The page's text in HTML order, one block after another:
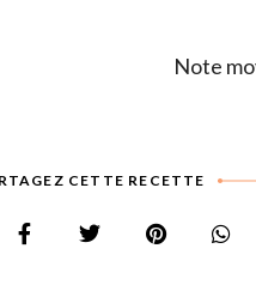
Note
CETTE RECETTE